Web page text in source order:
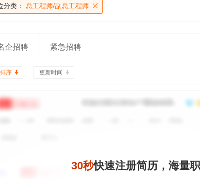
分类： 总工程师/副总工程师
企招聘 紧急招聘
序 更新时间
30秒快速注册简历，海量